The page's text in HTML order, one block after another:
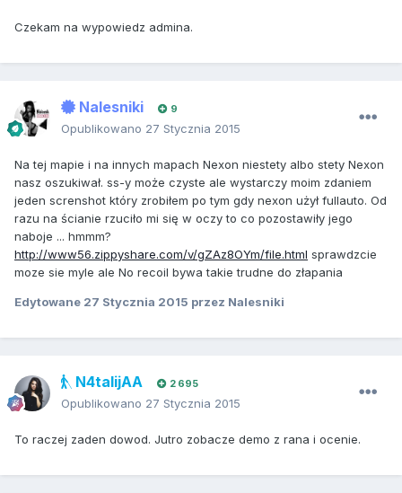
Czekam na wypowiedz admina.
Nalesniki 9
Opublikowano 27 Stycznia 2015
Na tej mapie i na innych mapach Nexon niestety albo stety Nexon
nasz oszukiwał. ss-y może czyste ale wystarczy moim zdaniem
jeden screnshot który zrobiłem po tym gdy nexon użył fullauto. Od
razu na ścianie rzuciło mi się w oczy to co pozostawiły jego
naboje ... hmmm?
http://www56.zippyshare.com/v/gZAz8OYm/file.html sprawdzcie
moze sie myle ale No recoil bywa takie trudne do złapania
Edytowane 27 Stycznia 2015 przez Nalesniki
N4talijAA 2 695
Opublikowano 27 Stycznia 2015
To raczej zaden dowod. Jutro zobacze demo z rana i ocenie.